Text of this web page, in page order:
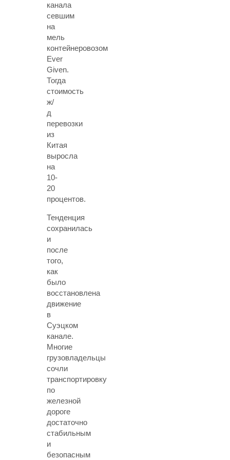
канала
севшим
на
мель
контейнеровозом
Ever
Given.
Тогда
стоимость
ж/
д
перевозки
из
Китая
выросла
на
10-
20
процентов.
Тенденция
сохранилась
и
после
того,
как
было
восстановлена
движение
в
Суэцком
канале.
Многие
грузовладельцы
сочли
транспортировку
по
железной
дороге
достаточно
стабильным
и
безопасным